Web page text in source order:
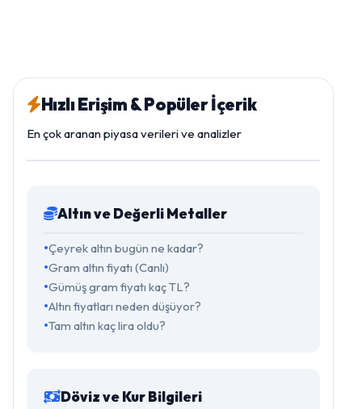
Hızlı Erişim & Popüler İçerik
En çok aranan piyasa verileri ve analizler
Altın ve Değerli Metaller
Çeyrek altın bugün ne kadar?
Gram altın fiyatı (Canlı)
Gümüş gram fiyatı kaç TL?
Altın fiyatları neden düşüyor?
Tam altın kaç lira oldu?
Döviz ve Kur Bilgileri